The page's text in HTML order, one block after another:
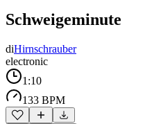
Schweigeminute
diHirnschrauber
electronic
1:10
133 BPM